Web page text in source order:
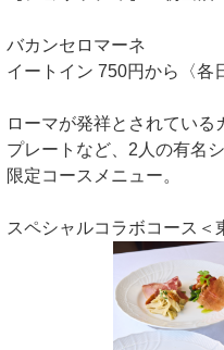
バカンセロマーネ
イートイン 750円から〈各
ローマが発祥とされてい
プレートなど、2人の有名
限定コースメニュー。
スペシャルコラボコース＜